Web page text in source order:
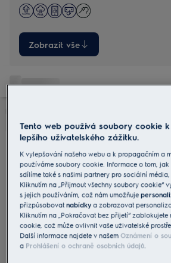
programům.
Zobrazit vše
Tento web používá soubory cookie
lepšího uživatelského zážitku.
K vylepšování našeho webu a k propagačním a
používáme soubory cookie. Informace o tom,
sdílíme také s našimi partnery pro sociální
Kliknutím na „Přijmout všechny soubory cookie“
s jejich používáním, což nám umožňuje
přizpůsobovatnabídky a zobrazovat
Kliknutím na „Pokračovat bez přijetí“
cookie, což může ovlivnit vaše uživatelské
Další informace najdete v našemOznámení o
a Prohlášení o ochraně osobních údajů.